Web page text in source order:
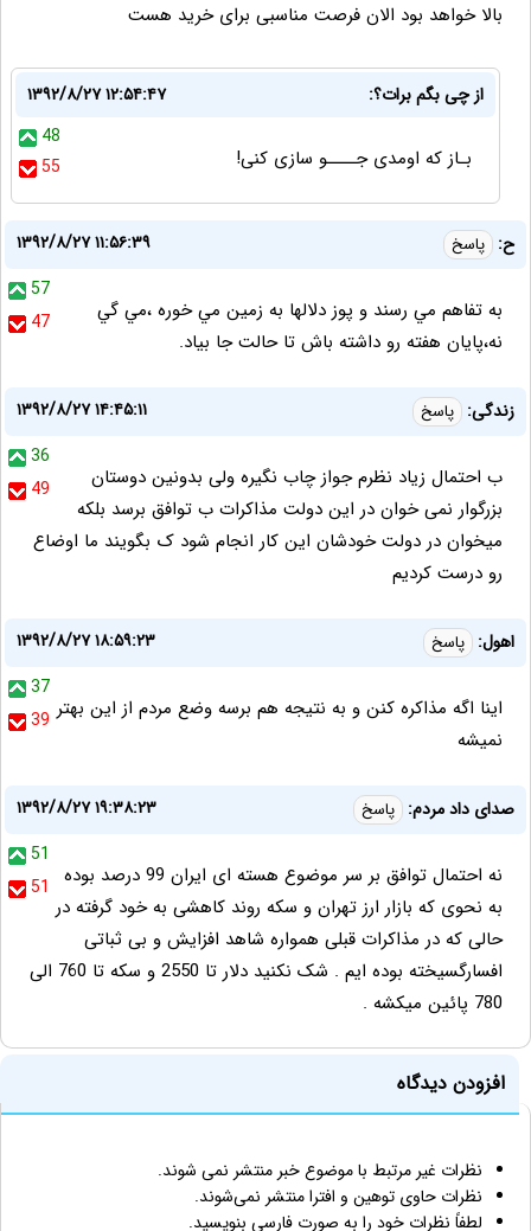
بالا خواهد بود الان فرصت مناسبی برای خرید هست
از چی بگم برات؟:
۱۳۹۲/۸/۲۷ ۱۲:۵۴:۴۷
48
55
بـاز که اومدی جــــو سازی کنی!
ح: پاسخ
۱۳۹۲/۸/۲۷ ۱۱:۵۶:۳۹
57
47
به تفاهم مي رسند و پوز دلالها به زمين مي خوره ،مي گي
نه،پايان هفته رو داشته باش تا حالت جا بياد.
زندگی: پاسخ
۱۳۹۲/۸/۲۷ ۱۴:۴۵:۱۱
36
49
ب احتمال زیاد نظرم جواز چاب نگیره ولی بدونین دوستان
بزرگوار نمی خوان در این دولت مذاکرات ب توافق برسد بلکه
میخوان در دولت خودشان این کار انجام شود ک بگویند ما اوضاع
رو درست کردیم
اهول: پاسخ
۱۳۹۲/۸/۲۷ ۱۸:۵۹:۲۳
37
39 اینا اگه مذاکره کنن و به نتیجه هم برسه وضع مردم از این بهتر
نمیشه
صدای داد مردم: پاسخ
۱۳۹۲/۸/۲۷ ۱۹:۳۸:۲۳
51
51
نه احتمال توافق بر سر موضوع هسته ای ایران 99 درصد بوده
به نحوی که بازار ارز تهران و سکه روند کاهشی به خود گرفته در
حالی که در مذاکرات قبلی همواره شاهد افزایش و بی ثباتی
افسارگسیخته بوده ایم . شک نکنید دلار تا 2550 و سکه تا 760 الی
780 پائین میکشه .
افزودن دیدگاه
نظرات غیر مرتبط با موضوع خبر منتشر نمی شوند.
نظرات حاوی توهین و افترا منتشر نمی‌شوند.
لطفاً نظرات خود را به صورت فارسی بنویسید.